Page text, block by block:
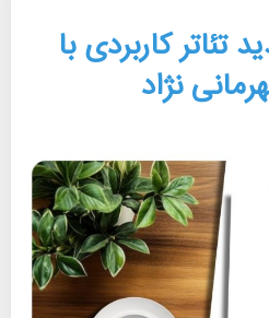
تئاتر کاربردی با
نژاد